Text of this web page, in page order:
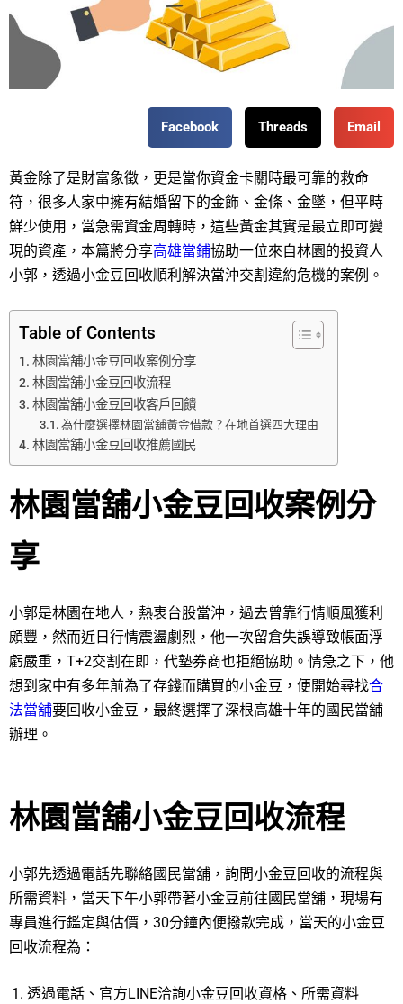
Facebook Threads Email
黃金除了是財富象徵，更是當你資金卡關時最可靠的救命
符，很多人家中擁有結婚留下的金飾、金條、金墜，但平時
鮮少使用，當急需資金周轉時，這些黃金其實是最立即可變
現的資產，本篇將分享高雄當鋪協助一位來自林園的投資人
小郭，透過小金豆回收順利解決當沖交割違約危機的案例。
Table of Contents
林園當舖小金豆回收案例分享
林園當舖小金豆回收流程
林園當舖小金豆回收客戶回饋
為什麼選擇林園當舖黃金借款？在地首選四大理由
林園當舖小金豆回收推薦國民
林園當舖小金豆回收案例分
享
小郭是林園在地人，熱衷台股當沖，過去曾靠行情順風獲利
頗豐，然而近日行情震盪劇烈，他一次留倉失誤導致帳面浮
虧嚴重，T+2交割在即，代墊券商也拒絕協助。情急之下，他
想到家中有多年前為了存錢而購買的小金豆，便開始尋找合
法當舖要回收小金豆，最終選擇了深根高雄十年的國民當舖
辦理。
林園當舖小金豆回收流程
小郭先透過電話先聯絡國民當舖，詢問小金豆回收的流程與
所需資料，當天下午小郭帶著小金豆前往國民當舖，現場有
專員進行鑑定與估價，30分鐘內便撥款完成，當天的小金豆
回收流程為：
透過電話、官方LINE洽詢小金豆回收資格、所需資料